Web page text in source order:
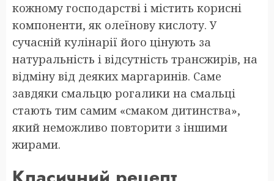
кожному господарстві і містить корисні
компоненти, як олеїнову кислоту. У
сучасній кулінарії його цінують за
натуральність і відсутність трансжирів, на
відміну від деяких маргаринів. Саме
завдяки смальцю рогалики на смальці
стають тим самим «смаком дитинства»,
який неможливо повторити з іншими
жирами.